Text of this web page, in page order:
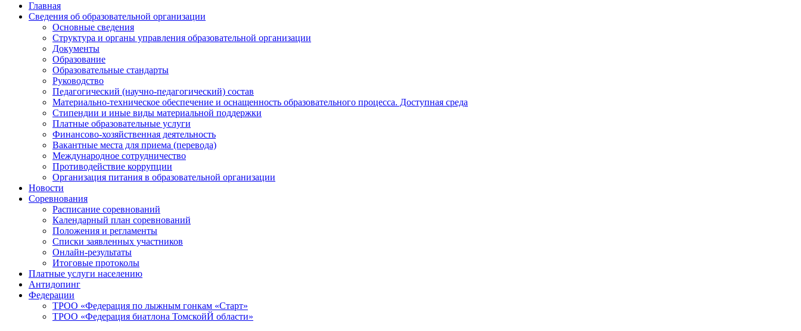
Главная
Сведения об образовательной организации
Основные сведения
Структура и органы управления образовательной организации
Документы
Образование
Образовательные стандарты
Руководство
Педагогический (научно-педагогический) состав
Материально-техническое обеспечение и оснащенность образовательного процесса. Доступная среда
Стипендии и иные виды материальной поддержки
Платные образовательные услуги
Финансово-хозяйственная деятельность
Вакантные места для приема (перевода)
Международное сотрудничество
Противодействие коррупции
Организация питания в образовательной организации
Новости
Соревнования
Расписание соревнований
Календарный план соревнований
Положения и регламенты
Списки заявленных участников
Онлайн-результаты
Итоговые протоколы
Платные услуги населению
Антидопинг
Федерации
ТРОО «Федерация по лыжным гонкам «Старт»
ТРОО «Федерация биатлона ТомскойЙ области»